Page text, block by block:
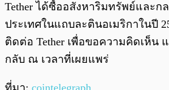
Tether ได้ซื้ออสังหาริมทรัพย์และก
ประเทศในแถบละตินอเมริกาในปี
ติดต่อ Tether เพื่อขอความคิดเห็น
กลับ ณ เวลาที่เผยแพร่